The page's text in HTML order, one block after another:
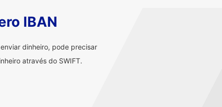
IBAN
dinheiro, pode precisar
através do SWIFT.